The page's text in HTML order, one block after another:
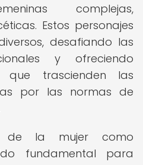
complejas,
Estos personajes
desafiando las
y ofreciendo
trascienden las
por las normas de
de la mujer como
fundamental para